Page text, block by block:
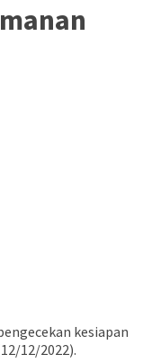
kesiapan
12/2022).